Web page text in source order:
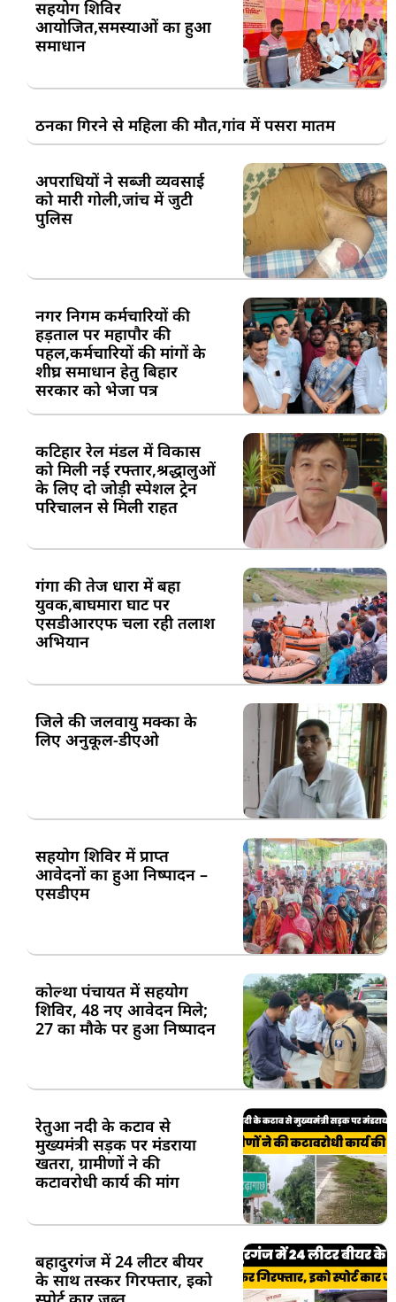
सहयोग शिविर
आयोजित,समस्याओं का हुआ
समाधान
ठनका गिरने से महिला की मौत,गांव में पसरा मातम
अपराधियों ने सब्जी व्यवसाई
को मारी गोली,जांच में जुटी
पुलिस
नगर निगम कर्मचारियों की
हड़ताल पर महापौर की
पहल,कर्मचारियों की मांगों के
शीघ्र समाधान हेतु बिहार
सरकार को भेजा पत्र
कटिहार रेल मंडल में विकास
को मिली नई रफ्तार,श्रद्धालुओं
के लिए दो जोड़ी स्पेशल ट्रेन
परिचालन से मिली राहत
गंगा की तेज धारा में बहा
युवक,बाघमारा घाट पर
एसडीआरएफ चला रही तलाश
अभियान
जिले की जलवायु मक्का के
लिए अनुकूल-डीएओ
सहयोग शिविर में प्राप्त
आवेदनों का हुआ निष्पादन –
एसडीएम
कोल्था पंचायत में सहयोग
शिविर, 48 नए आवेदन मिले;
27 का मौके पर हुआ निष्पादन
रेतुआ नदी के कटाव से
मुख्यमंत्री सड़क पर मंडराया
खतरा, ग्रामीणों ने की
कटावरोधी कार्य की मांग
बहादुरगंज में 24 लीटर बीयर
के साथ तस्कर गिरफ्तार, इको